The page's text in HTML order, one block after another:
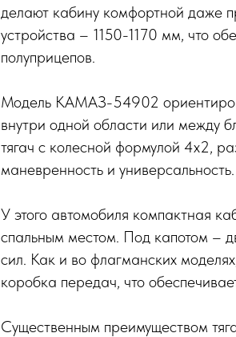
делают кабину комфортной даже
устройства – 1150-1170 мм, что
полуприцепов.
Модель КАМАЗ-54902
внутри одной области или между
тягач с колесной формулой 4х2,
маневренность и универсальность.
У этого автомобиля компактная
спальным местом. Под капотом
сил. Как и во флагманских
коробка передач, что
Существенным преимуществом